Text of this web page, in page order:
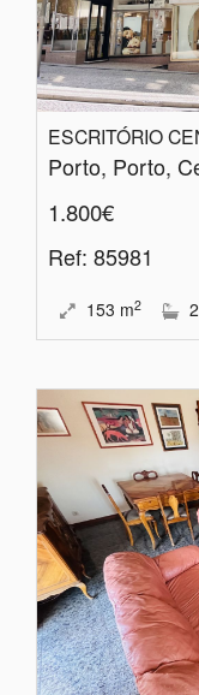
1.800€
Ref: 85981
153 m2 2